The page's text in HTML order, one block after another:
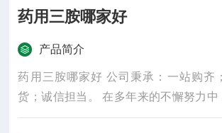
药用三胺哪家好
产品简介
药用三胺哪家好 公司秉承：一站购齐
货；诚信担当。 在多年来的不懈努力中，我们已经在各
省市地区深度合作了很多药企，在供货